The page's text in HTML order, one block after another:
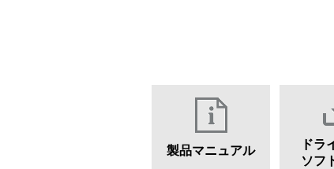
製品マニュアル
ドラ
ソフ